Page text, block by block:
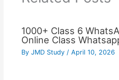
1000+ Class 6
Online Class
By JMD Study / April 10, 2026